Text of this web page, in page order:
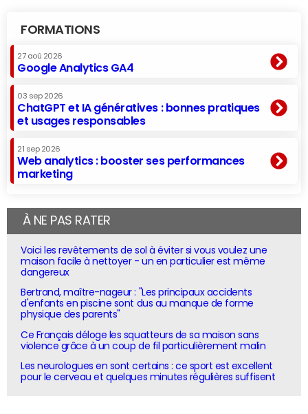
FORMATIONS
27 aoû 2026
Google Analytics GA4
03 sep 2026
ChatGPT et IA génératives : bonnes pratiques
et usages responsables
21 sep 2026
Web analytics : booster ses performances
marketing
À NE PAS RATER
Voici les revêtements de sol à éviter si vous voulez une
maison facile à nettoyer - un en particulier est même
dangereux
Bertrand, maître-nageur : "Les principaux accidents
d'enfants en piscine sont dus au manque de forme
physique des parents"
Ce Français déloge les squatteurs de sa maison sans
violence grâce à un coup de fil particulièrement malin
Les neurologues en sont certains : ce sport est excellent
pour le cerveau et quelques minutes régulières suffisent